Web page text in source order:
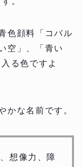
色顔料「コバル
空」、「青い
る色ですよ
かな名前です。
想像力、障